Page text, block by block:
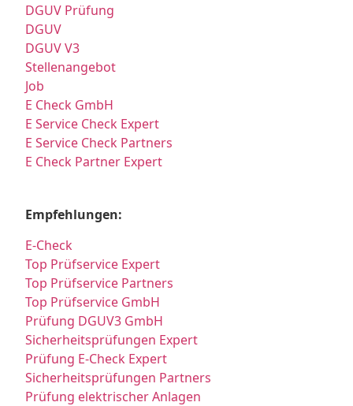
DGUV Prüfung
DGUV
DGUV V3
Stellenangebot
Job
E Check GmbH
E Service Check Expert
E Service Check Partners
E Check Partner Expert
Empfehlungen:
E-Check
Top Prüfservice Expert
Top Prüfservice Partners
Top Prüfservice GmbH
Prüfung DGUV3 GmbH
Sicherheitsprüfungen Expert
Prüfung E-Check Expert
Sicherheitsprüfungen Partners
Prüfung elektrischer Anlagen